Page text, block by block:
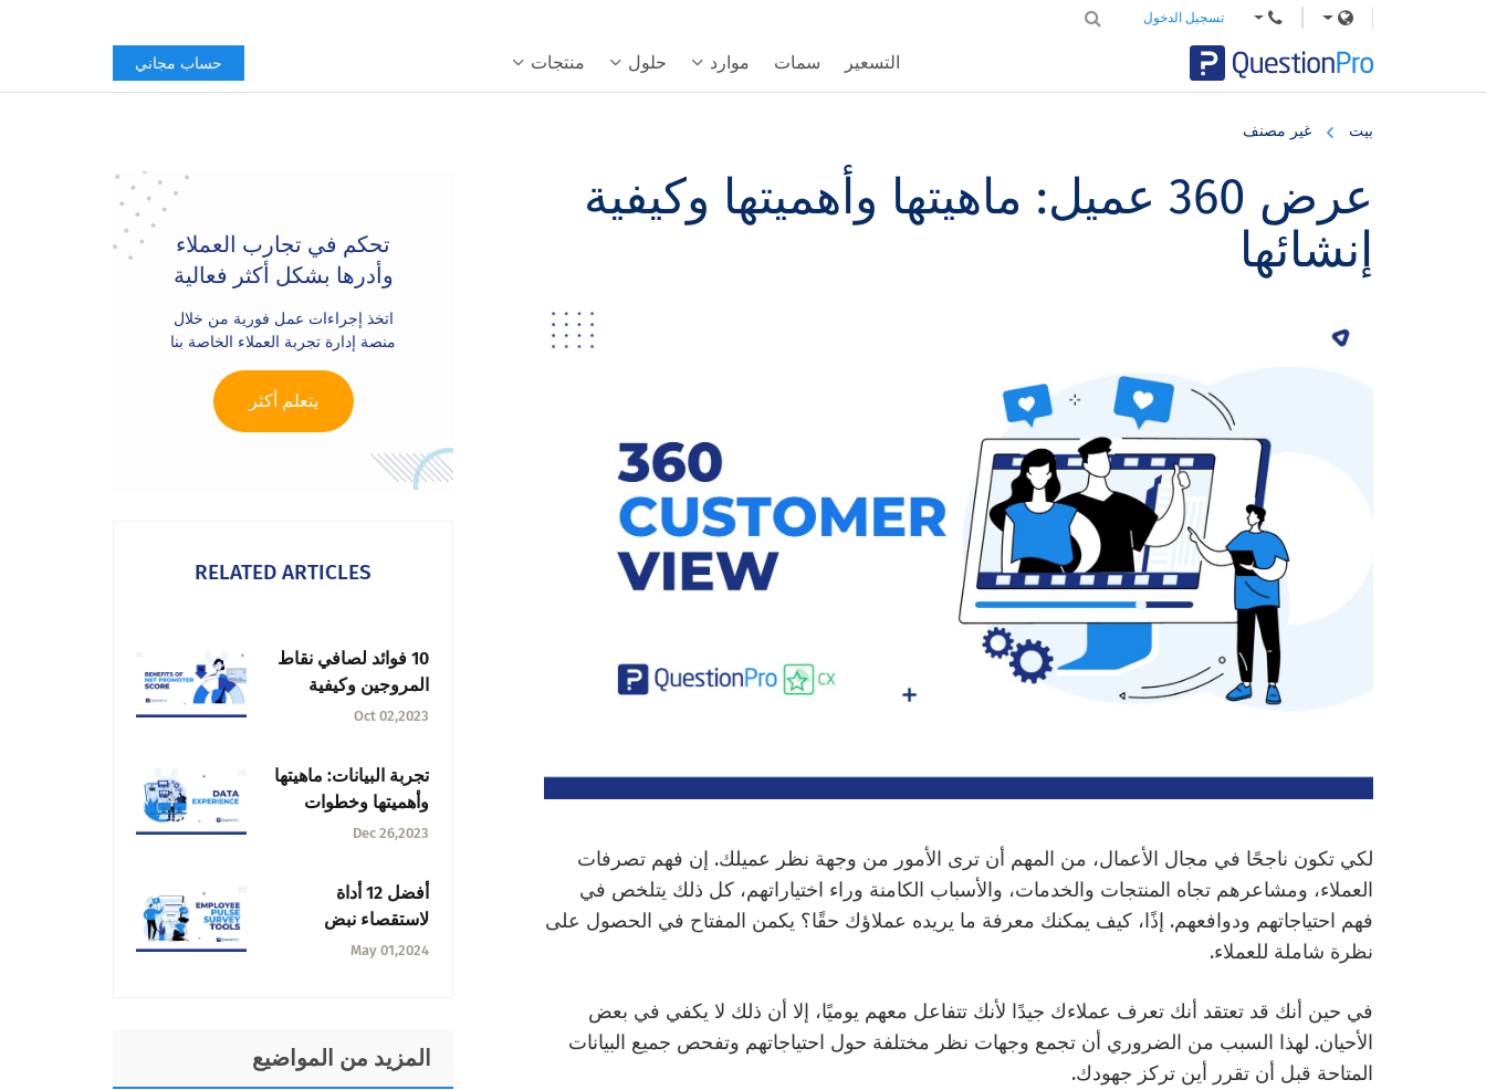
منتجات حلول موارد سمات التسعير
تسجيل الدخول
حساب مجاني
بيت غير مصنف
عرض 360 عميل: ماهيتها وأهميتها وكيفية
إنشائها
لكي تكون ناجحًا في مجال الأعمال، من المهم أن ترى الأمور من وجهة نظر عميلك. إن فهم تصرفات
العملاء، ومشاعرهم تجاه المنتجات والخدمات، والأسباب الكامنة وراء اختياراتهم، كل ذلك يتلخص في
فهم احتياجاتهم ودوافعهم. إذًا، كيف يمكنك معرفة ما يريده عملاؤك حقًا؟ يكمن المفتاح في الحصول على
نظرة شاملة للعملاء.
في حين أنك قد تعتقد أنك تعرف عملاءك جيدًا لأنك تتفاعل معهم يوميًا، إلا أن ذلك لا يكفي في بعض
الأحيان. لهذا السبب من الضروري أن تجمع وجهات نظر مختلفة حول احتياجاتهم وتفحص جميع البيانات
المتاحة قبل أن تقرر أين تركز جهودك.
تحكم في تجارب العملاء
وأدرها بشكل أكثر فعالية
اتخذ إجراءات عمل فورية من خلال
منصة إدارة تجربة العملاء الخاصة بنا
يتعلم أكثر
RELATED ARTICLES
10 فوائد لصافي نقاط
المروجين وكيفية
تعظيم الاستفادة منها
Oct 02,2023
تجربة البيانات: ماهيتها
وأهميتها وخطوات
تحسينها
Dec 26,2023
أفضل 12 أداة
لاستقصاء نبض
الموظفين تكشف عن
2025
May 01,2024
المزيد من المواضيع